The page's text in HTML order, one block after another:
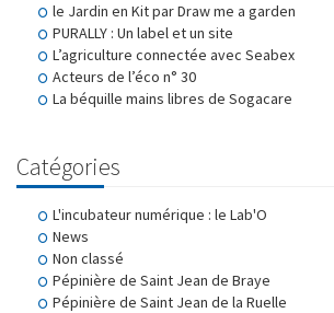
le Jardin en Kit par Draw me a garden
PURALLY : Un label et un site
L’agriculture connectée avec Seabex
Acteurs de l’éco n° 30
La béquille mains libres de Sogacare
Catégories
L'incubateur numérique : le Lab'O
News
Non classé
Pépinière de Saint Jean de Braye
Pépinière de Saint Jean de la Ruelle